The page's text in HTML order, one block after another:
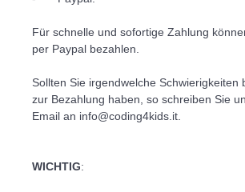
Für schnelle und sofortige Zahlung
per Paypal bezahlen.
Sollten Sie irgendwelche Schwierigkeiten
zur Bezahlung haben, so schreiben Sie
Email an info@coding4kids.it.
WICHTIG: